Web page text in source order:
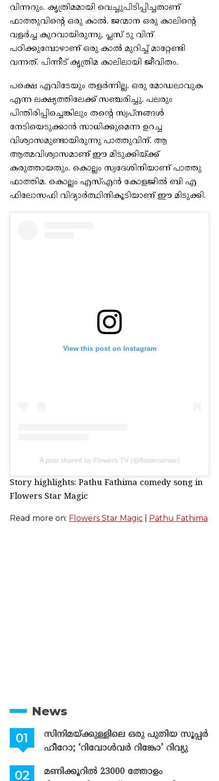
വിന്നറും. കൃത്രിമമായി വെച്ചുപിടിപ്പിച്ചതാണ്
ഫാത്തുവിന്റെ ഒരു കാല്‍. ജന്മാന ഒരു കാലിന്റെ
വളര്‍ച്ച കുറവായിരുന്നു. പ്ലസ് ടു വിന്
പഠിക്കുമ്പോഴാണ് ഒരു കാല്‍ മുറിച്ച് മാറ്റേണ്ടി
വന്നത്. പിന്നീട് കൃത്രിമ കാലിലായി ജീവിതം.
പക്ഷെ എവിടേയും തളര്‍ന്നില്ല. ഒരു മോഡലാവുക
എന്ന ലക്ഷ്യത്തിലേക്ക് സഞ്ചരിച്ചു. പലരും
പിന്തിരിപ്പിച്ചെങ്കിലും തന്റെ സ്വപ്‌നങ്ങള്‍
നേടിയെടുക്കാന്‍ സാധിക്കുമെന്ന ഉറച്ച
വിശ്വാസമുണ്ടായിരുന്നു പാത്തുവിന്. ആ
ആത്മവിശ്വാസമാണ് ഈ മിടുക്കിയ്ക്ക്
കരുത്തായതും. കൊല്ലം സ്വദേശിനിയാണ് പാത്തു
ഫാത്തിമ. കൊല്ലം എസ്എന്‍ കോളജില്‍ ബി എ
ഫിലോസഫി വിദ്യാര്‍ത്ഥിനികൂടിയാണ് ഈ മിടുക്കി.
View this post on Instagram
A post shared by Flowers TV (@flowersonair)
Story highlights: Pathu Fathima comedy song in
Flowers Star Magic
Read more on: Flowers Star Magic Pathu Fathima
News
സിനിമയ്ക്കുള്ളിലെ ഒരു പുതിയ സൂപ്പർ
ഹീറോ; ‘റിവോൾവർ റിങ്കോ’ റിവ്യു
മണിക്കൂറിൽ 23000 ത്തോളം